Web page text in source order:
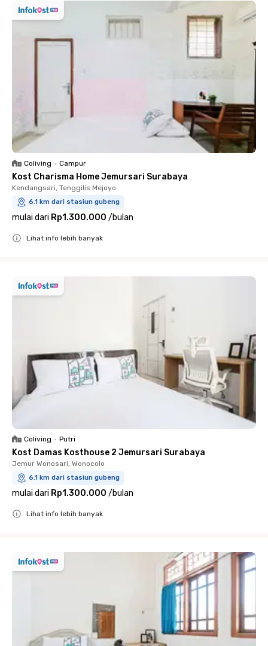
Coliving • Campur
Kost Charisma Home Jemursari Surabaya
Kendangsari, Tenggilis Mejoyo
6.1 km dari stasiun gubeng
mulai dari Rp1.300.000 /bulan
Lihat info lebih banyak
Coliving • Putri
Kost Damas Kosthouse 2 Jemursari Surabaya
Jemur Wonosari, Wonocolo
6.1 km dari stasiun gubeng
mulai dari Rp1.300.000 /bulan
Lihat info lebih banyak